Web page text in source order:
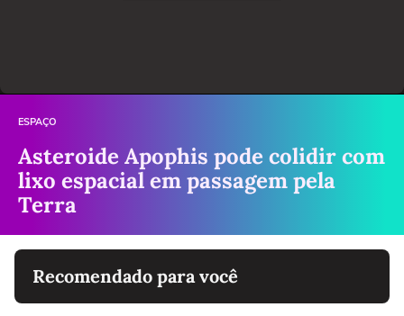
ESPAÇO
Asteroide Apophis pode colidir com
lixo espacial em passagem pela
Terra
Recomendado para você